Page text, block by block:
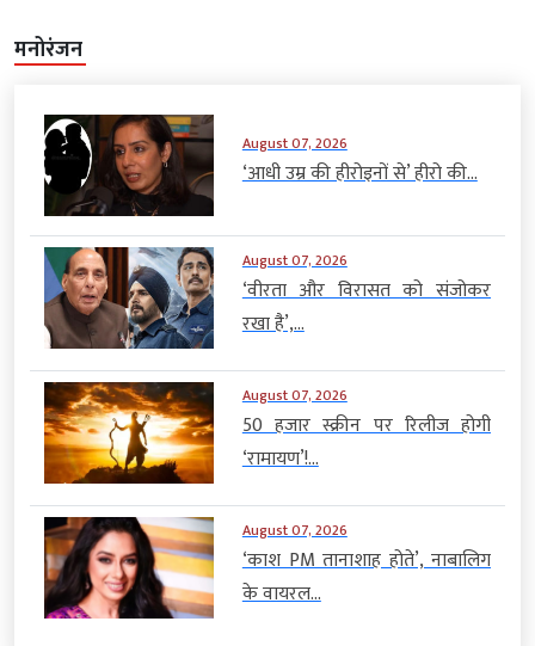
मनोरंजन
August 07, 2026
‘आधी उम्र की हीरोइनों से’ हीरो की...
August 07, 2026
‘वीरता और विरासत को संजोकर
रखा है’,...
August 07, 2026
50 हजार स्क्रीन पर रिलीज होगी
‘रामायण’!...
August 07, 2026
‘काश PM तानाशाह होते’, नाबालिग
के वायरल...